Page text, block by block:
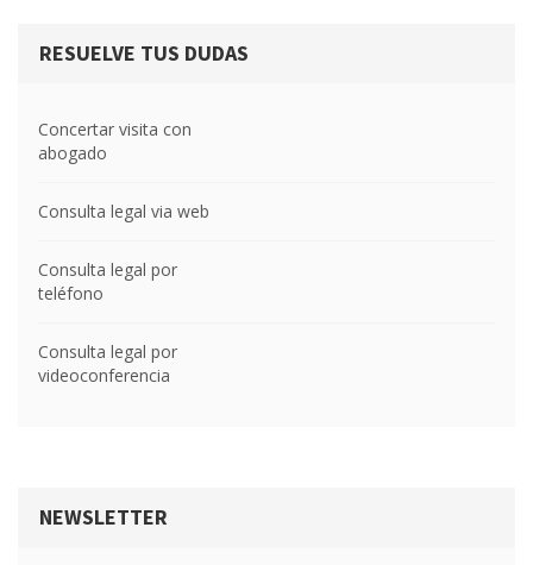
RESUELVE TUS DUDAS
Concertar visita con
abogado
Consulta legal via web
Consulta legal por
teléfono
Consulta legal por
videoconferencia
NEWSLETTER